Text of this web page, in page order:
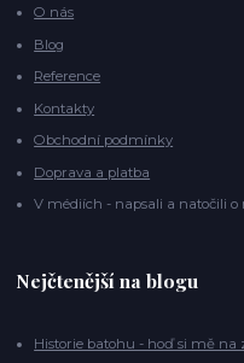
O nás
Blog
Reference
Kontakty
Obchodní podmínky
Doprava a platba
V médiích - napsali a natočili o
Nejčtenější na blogu
Historie batohu - hoď si mě na